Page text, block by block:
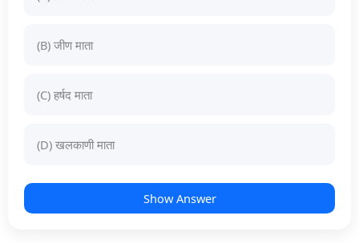
(B) जीण माता
(C) हर्षद माता
(D) खलकाणी माता
Show Answer